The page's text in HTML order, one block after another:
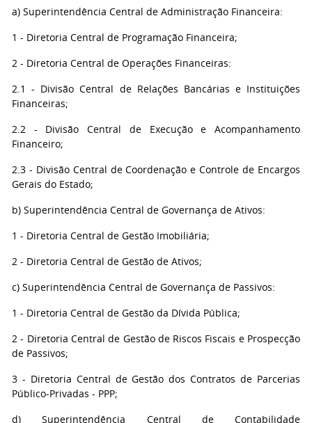
a) Superintendência Central de Administração Financeira:
1 - Diretoria Central de Programação Financeira;
2 - Diretoria Central de Operações Financeiras:
2.1 - Divisão Central de Relações Bancárias e Instituições
Financeiras;
2.2 - Divisão Central de Execução e Acompanhamento
Financeiro;
2.3 - Divisão Central de Coordenação e Controle de Encargos
Gerais do Estado;
b) Superintendência Central de Governança de Ativos:
1 - Diretoria Central de Gestão Imobiliária;
2 - Diretoria Central de Gestão de Ativos;
c) Superintendência Central de Governança de Passivos:
1 - Diretoria Central de Gestão da Dívida Pública;
2 - Diretoria Central de Gestão de Riscos Fiscais e Prospecção
de Passivos;
3 - Diretoria Central de Gestão dos Contratos de Parcerias
Público-Privadas - PPP;
d) Superintendência Central de Contabilidade